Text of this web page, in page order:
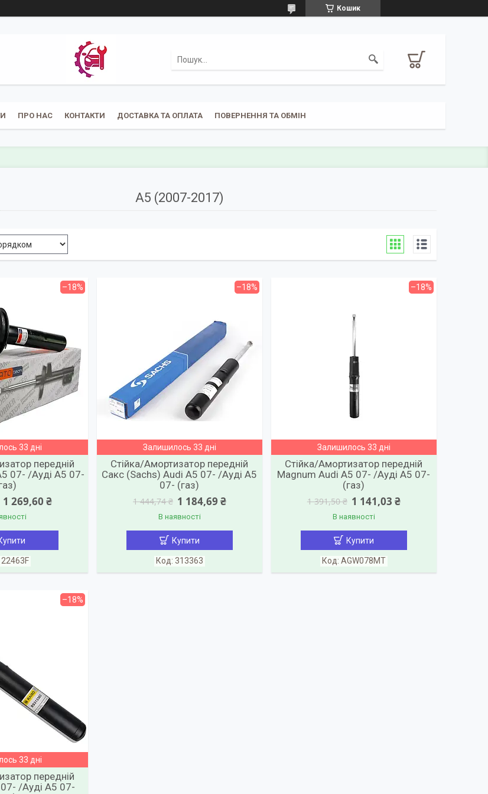
Кошик
ПРО НАС КОНТАКТИ ДОСТАВКА ТА ОПЛАТА ПОВЕРНЕННЯ ТА ОБМІН
A5 (2007-2017)
–18%
33 дні
передній
07- /Ауді А5 07-
1 269,60 ₴
22463F
–18%
Залишилось 33 дні
Стійка/Амортизатор передній
Сакс (Sachs) Audi А5 07- /Ауді А5
07- (газ)
1 444,74 ₴ 1 184,69 ₴
В наявності
Купити
313363
–18%
Залишилось 33 дні
Стійка/Амортизатор передній
Magnum Audi А5 07- /Ауді А5 07-
(газ)
1 391,50 ₴ 1 141,03 ₴
В наявності
Купити
AGW078MT
–18%
33 дні
передній
/Ауді А5 07-